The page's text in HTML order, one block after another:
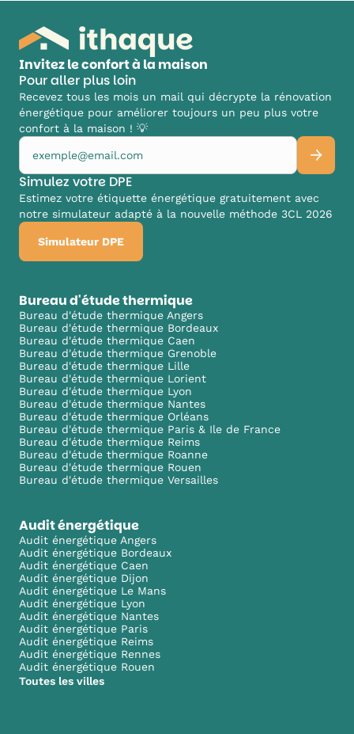
Invitez le confort à la maison
Pour aller plus loin
Recevez tous les mois un mail qui décrypte la rénovation
énergétique pour améliorer toujours un peu plus votre
confort à la maison ! 💡
Simulez votre DPE
Estimez votre étiquette énergétique gratuitement avec
notre simulateur adapté à la nouvelle méthode 3CL 2026
Simulateur DPE
Bureau d'étude thermique
Bureau d'étude thermique Angers
Bureau d'étude thermique Bordeaux
Bureau d'étude thermique Caen
Bureau d'étude thermique Grenoble
Bureau d'étude thermique Lille
Bureau d'étude thermique Lorient
Bureau d'étude thermique Lyon
Bureau d'étude thermique Nantes
Bureau d'étude thermique Orléans
Bureau d'étude thermique Paris & Ile de France
Bureau d'étude thermique Reims
Bureau d'étude thermique Roanne
Bureau d'étude thermique Rouen
Bureau d'étude thermique Versailles
Audit énergétique
Audit énergétique Angers
Audit énergétique Bordeaux
Audit énergétique Caen
Audit énergétique Dijon
Audit énergétique Le Mans
Audit énergétique Lyon
Audit énergétique Nantes
Audit énergétique Paris
Audit énergétique Reims
Audit énergétique Rennes
Audit énergétique Rouen
Toutes les villes